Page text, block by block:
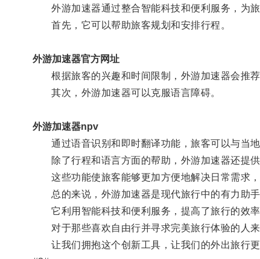
外游加速器通过整合智能科技和便利服务，为旅
首先，它可以帮助旅客规划和安排行程。
外游加速器官方网址
根据旅客的兴趣和时间限制，外游加速器会推荐
其次，外游加速器可以克服语言障碍。
外游加速器npv
通过语音识别和即时翻译功能，旅客可以与当地
除了行程和语言方面的帮助，外游加速器还提供
这些功能使旅客能够更加方便地解决日常需求，
总的来说，外游加速器是现代旅行中的有力助手
它利用智能科技和便利服务，提高了旅行的效率
对于那些喜欢自由行并寻求完美旅行体验的人来
让我们拥抱这个创新工具，让我们的外出旅行更